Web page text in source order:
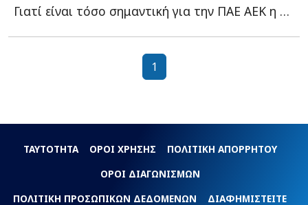
Γιατί είναι τόσο σημαντική για την ΠΑΕ ΑΕΚ η επιστροφή τ...
1
ΤΑΥΤΟΤΗΤΑ ΟΡΟΙ ΧΡΗΣΗΣ
ΠΟΛΙΤΙΚΗ ΑΠΟΡΡΗΤΟΥ
ΟΡΟΙ ΔΙΑΓΩΝΙΣΜΩΝ
ΠΟΛΙΤΙΚΗ ΠΡΟΣΩΠΙΚΩΝ ΔΕΔΟΜΕΝΩΝ
ΔΙΑΦΗΜΙΣΤΕΙΤΕ